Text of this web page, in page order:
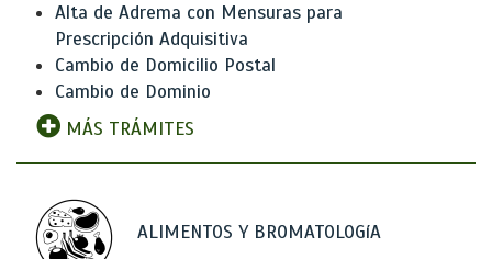
Alta de Adrema con Mensuras para
Prescripción Adquisitiva
Cambio de Domicilio Postal
Cambio de Dominio
MÁS TRÁMITES
ALIMENTOS Y BROMATOLOGíA